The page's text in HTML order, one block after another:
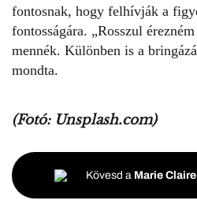
fontosnak, hogy felhívják a
fontosságára. „Rosszul
mennék. Különben is a
mondta.
(Fotó: Unsplash.com)
Kövesd a Marie Claire